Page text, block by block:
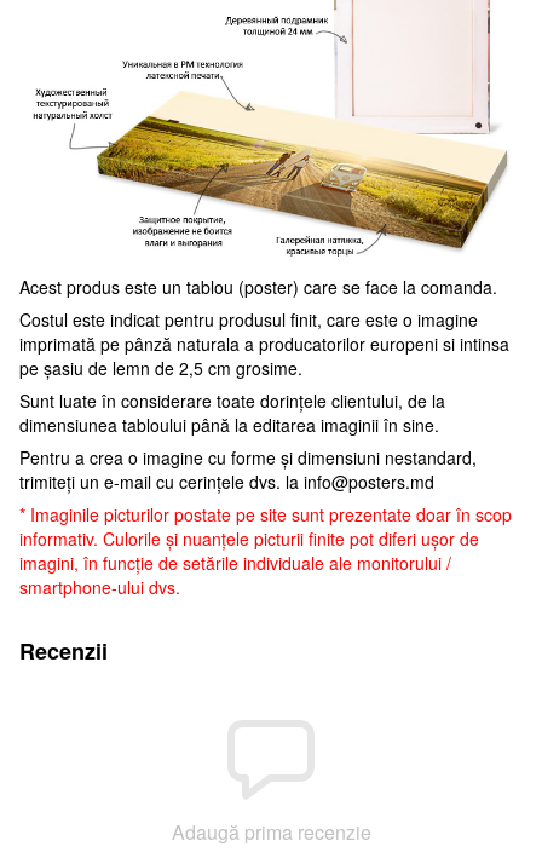
Acest produs este un tablou (poster) care se face la comanda.
Costul este indicat pentru produsul finit, care este o imagine
imprimată pe pânză naturala a producatorilor europeni si intinsa
pe șasiu de lemn de 2,5 cm grosime.
Sunt luate în considerare toate dorințele clientului, de la
dimensiunea tabloului până la editarea imaginii în sine.
Pentru a crea o imagine cu forme și dimensiuni nestandard,
trimiteți un e-mail cu cerințele dvs. la info@posters.md
* Imaginile picturilor postate pe site sunt prezentate doar în scop
informativ. Culorile și nuanțele picturii finite pot diferi ușor de
imagini, în funcție de setările individuale ale monitorului /
smartphone-ului dvs.
Recenzii
Adaugă prima recenzie